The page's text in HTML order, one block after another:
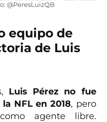
@PeresLuizQB
equipo de
de Luis
Luis Pérez no fue
NFL en 2018, pero
agente libre.